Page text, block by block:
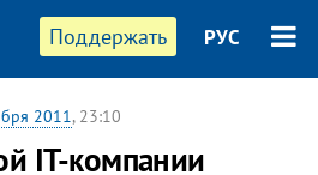
Поддержать РУС
2011, 23:10
IT-компании